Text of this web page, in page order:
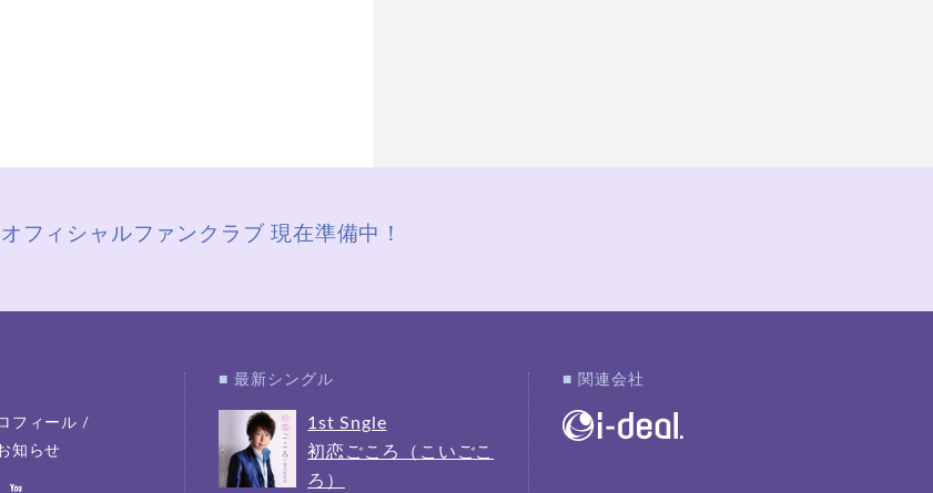
オフィシャルファンクラブ 現在準備中！
フィール /
知らせ
■ 最新シングル
1st Sngle
初恋ごころ（こいごこ
ろ）
■ 関連会社